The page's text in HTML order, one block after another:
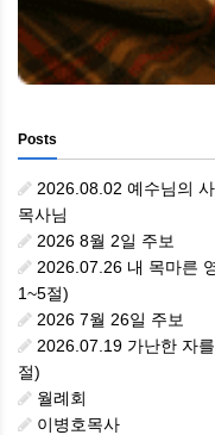
Posts
2026.08.02 예수님의
목사님
2026 8월 2일 주보
2026.07.26 내 목마른
1~5절)
2026 7월 26일 주보
2026.07.19 가난한 자
절)
월례회
이병호목사